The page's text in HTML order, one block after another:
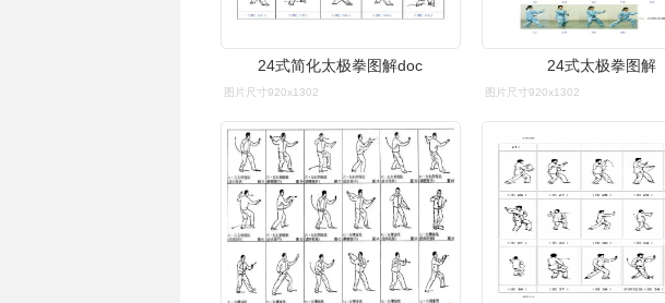
24式简化太极拳图解doc
图片尺寸920x1302
24式太极拳图解
图片尺寸920x1302